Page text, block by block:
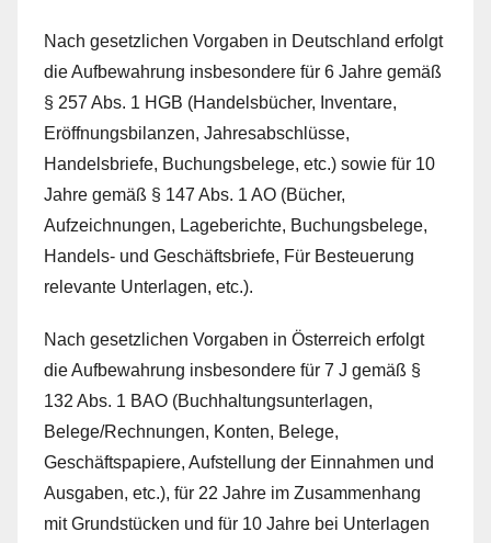
Nach gesetzlichen Vorgaben in Deutschland erfolgt
die Aufbewahrung insbesondere für 6 Jahre gemäß
§ 257 Abs. 1 HGB (Handelsbücher, Inventare,
Eröffnungsbilanzen, Jahresabschlüsse,
Handelsbriefe, Buchungsbelege, etc.) sowie für 10
Jahre gemäß § 147 Abs. 1 AO (Bücher,
Aufzeichnungen, Lageberichte, Buchungsbelege,
Handels- und Geschäftsbriefe, Für Besteuerung
relevante Unterlagen, etc.).
Nach gesetzlichen Vorgaben in Österreich erfolgt
die Aufbewahrung insbesondere für 7 J gemäß §
132 Abs. 1 BAO (Buchhaltungsunterlagen,
Belege/Rechnungen, Konten, Belege,
Geschäftspapiere, Aufstellung der Einnahmen und
Ausgaben, etc.), für 22 Jahre im Zusammenhang
mit Grundstücken und für 10 Jahre bei Unterlagen